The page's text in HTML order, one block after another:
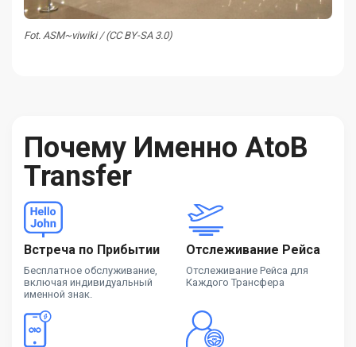
Fot. ASM~viwiki / (CC BY-SA 3.0)
Почему Именно AtoB
Transfer
Встреча по Прибытии
Бесплатное обслуживание,
включая индивидуальный
именной знак.
Отслеживание Рейса
Отслеживание Рейса для
Каждого Трансфера